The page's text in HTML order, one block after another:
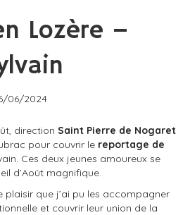
Lozère –
06/2024
direction Saint Pierre de Nogaret
pour couvrir le reportage de
Ces deux jeunes amoureux se
d’Août magnifique.
plaisir que j’ai pu les accompagner
et couvrir leur union de la